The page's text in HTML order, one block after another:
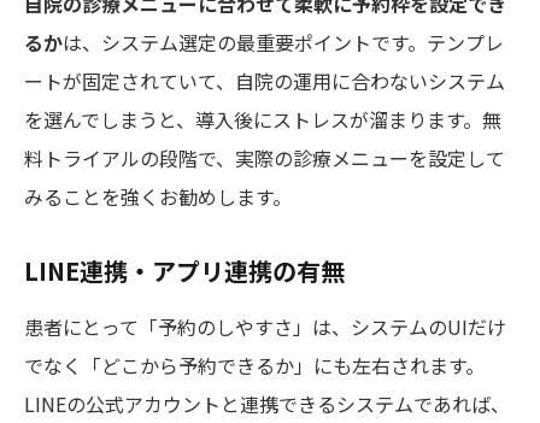
るかは、システム選定の最重要ポイントです。テンプレ
ートが固定されていて、自院の運用に合わないシステム
を選んでしまうと、導入後にストレスが溜まります。無
料トライアルの段階で、実際の診療メニューを設定して
みることを強くお勧めします。
LINE連携・アプリ連携の有無
患者にとって「予約のしやすさ」は、システムのUIだけ
でなく「どこから予約できるか」にも左右されます。
LINEの公式アカウントと連携できるシステムであれば、